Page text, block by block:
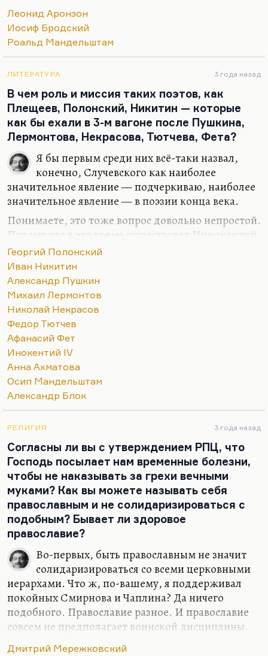
болел туберкулезом. Но у него были гениальные
стихи, потрясающие озарения, он не зря дружил с
художниками. Наверное, самый живописный из
ряда – это Бродский, это Кушнер, это Слепакова,
это Лосев. Это поэты первого ряда бесспорно, как
к ним по-разному ни относись. Есть поэты
второго ряда – например, Горбовский. Человек
очень…
Леонид Аронзон
Иосиф Бродский
Роальд Мандельштам
ЛИТЕРАТУРА 3 года назад
В чем роль и миссия таких поэтов, как
Плещеев, Полонский, Никитин — которые
как бы ехали в 3-м вагоне после Пушкина,
Лермонтова, Некрасова, Тютчева, Фета?
Я бы первым среди них всё-таки назвал,
конечно, Случевского как наиболее
значительное явление — подчеркиваю, наиболее
значительное явление — в поэзии конца века.
Понимаете, это тоже вопрос довольно непростой.
Потому что в это время существовал Иннокентий
Анненский — поэт, безусловно, гениальный, из
которого вышла вся русская поэзия XX столетия.
В нем есть всё. Как говорила Ахматова, «в нем
есть даже Хлебников», цитируя некоторые его
почти заумные стихи. Был Фофанов, был Надсон,
был упомянутый Случевский, был поздний Фет.
Были большие поэты — безусловно, большие —
которым эта сугубо прозаическая, зловонная,
страшно пошлая эпоха не дала развернуться и
осуществится.
О…
Георгий Полонский
Иван Никитин
Александр Пушкин
Михаил Лермонтов
Николай Некрасов
Федор Тютчев
Афанасий Фет
Инокентий IV
Анна Ахматова
Осип Мандельштам
Александр Блок
РЕЛИГИЯ 3 года назад
Согласны ли вы с утверждением РПЦ, что
Господь посылает нам временные болезни,
чтобы не наказывать за грехи вечными
муками? Как вы можете называть себя
православным и не солидаризироваться с
подобным? Бывает ли здоровое
православие?
Во-первых, быть православным не значит
солидаризироваться со всеми церковными
иерархами. Что ж, по-вашему, я поддерживал
покойных Смирнова и Чаплина? Да ничего
подобного. Православие разное. И православие
совсем не предполагает воинской дисциплины.
Дмитрий Мережковский